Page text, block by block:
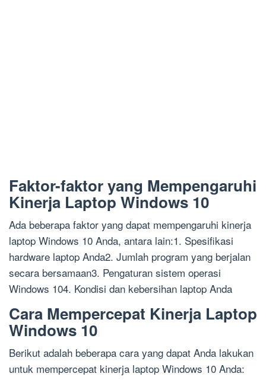
Faktor-faktor yang Mempengaruhi
Kinerja Laptop Windows 10
Ada beberapa faktor yang dapat mempengaruhi kinerja
laptop Windows 10 Anda, antara lain:1. Spesifikasi
hardware laptop Anda2. Jumlah program yang berjalan
secara bersamaan3. Pengaturan sistem operasi
Windows 104. Kondisi dan kebersihan laptop Anda
Cara Mempercepat Kinerja Laptop
Windows 10
Berikut adalah beberapa cara yang dapat Anda lakukan
untuk mempercepat kinerja laptop Windows 10 Anda: